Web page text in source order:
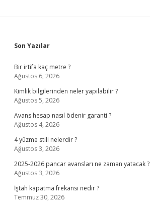
Sidebar
Son Yazılar
Bir irtifa kaç metre ?
Ağustos 6, 2026
Kimlik bilgilerinden neler yapılabilir ?
Ağustos 5, 2026
Avans hesap nasıl ödenir garanti ?
Ağustos 4, 2026
4 yüzme stili nelerdir ?
Ağustos 3, 2026
2025-2026 pancar avansları ne zaman yatacak ?
Ağustos 3, 2026
İştah kapatma frekansı nedir ?
Temmuz 30, 2026